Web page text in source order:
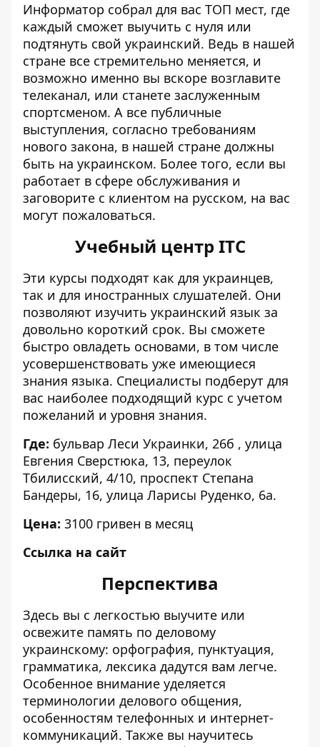
Информатор собрал для вас ТОП мест, где
каждый сможет выучить с нуля или
подтянуть свой украинский. Ведь в нашей
стране все стремительно меняется, и
возможно именно вы вскоре возглавите
телеканал, или станете заслуженным
спортсменом. А все публичные
выступления, согласно требованиям
нового закона, в нашей стране должны
быть на украинском. Более того, если вы
работает в сфере обслуживания и
заговорите с клиентом на русском, на вас
могут пожаловаться.
Учебный центр ІТС
Эти курсы подходят как для украинцев,
так и для иностранных слушателей. Они
позволяют изучить украинский язык за
довольно короткий срок. Вы сможете
быстро овладеть основами, в том числе
усовершенствовать уже имеющиеся
знания языка. Специалисты подберут для
вас наиболее подходящий курс с учетом
пожеланий и уровня знания.
Где: бульвар Леси Украинки, 26б , улица
Евгения Сверстюка, 13, переулок
Тбилисский, 4/10, проспект Степана
Бандеры, 16, улица Ларисы Руденко, 6а.
Цена: 3100 гривен в месяц
Ссылка на сайт
Перспектива
Здесь вы с легкостью выучите или
освежите память по деловому
украинскому: орфография, пунктуация,
грамматика, лексика дадутся вам легче.
Особенное внимание уделяется
терминологии делового общения,
особенностям телефонных и интернет-
коммуникаций. Также вы научитесь